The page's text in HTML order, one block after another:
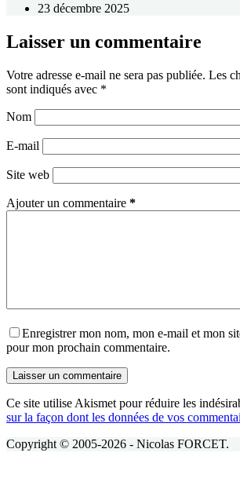
23 décembre 2025
Laisser un commentaire
Votre adresse e-mail ne sera pas publiée. Les
sont indiqués avec *
Nom
E-mail
Site web
Ajouter un commentaire *
Enregistrer mon nom, mon e-mail et mon
pour mon prochain commentaire.
Laisser un commentaire
Ce site utilise Akismet pour réduire les
sur la façon dont les données de vos
Copyright © 2005-2026 - Nicolas FORCET.